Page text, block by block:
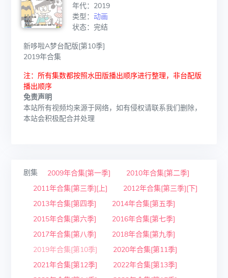
年代：2019
类型： 动画
状态：完结
新哆啦A梦台配版[第10季]
2019年合集
注：所有集数都按照水田版播出顺序进行整理，非台配版
播出顺序
免责声明
本站所有视频均来源于网络，如有侵权请联系我们删除，
本站会积极配合并处理
剧集 2009年合集[第一季]
2010年合集[第二季]
2011年合集[第三季][上]
2012年合集[第三季][下]
2013年合集[第四季]
2014年合集[第五季]
2015年合集[第六季]
2016年合集[第七季]
2017年合集[第八季]
2018年合集[第九季]
2019年合集[第10季]
2020年合集[第11季]
2021年合集[第12季]
2022年合集[第13季]